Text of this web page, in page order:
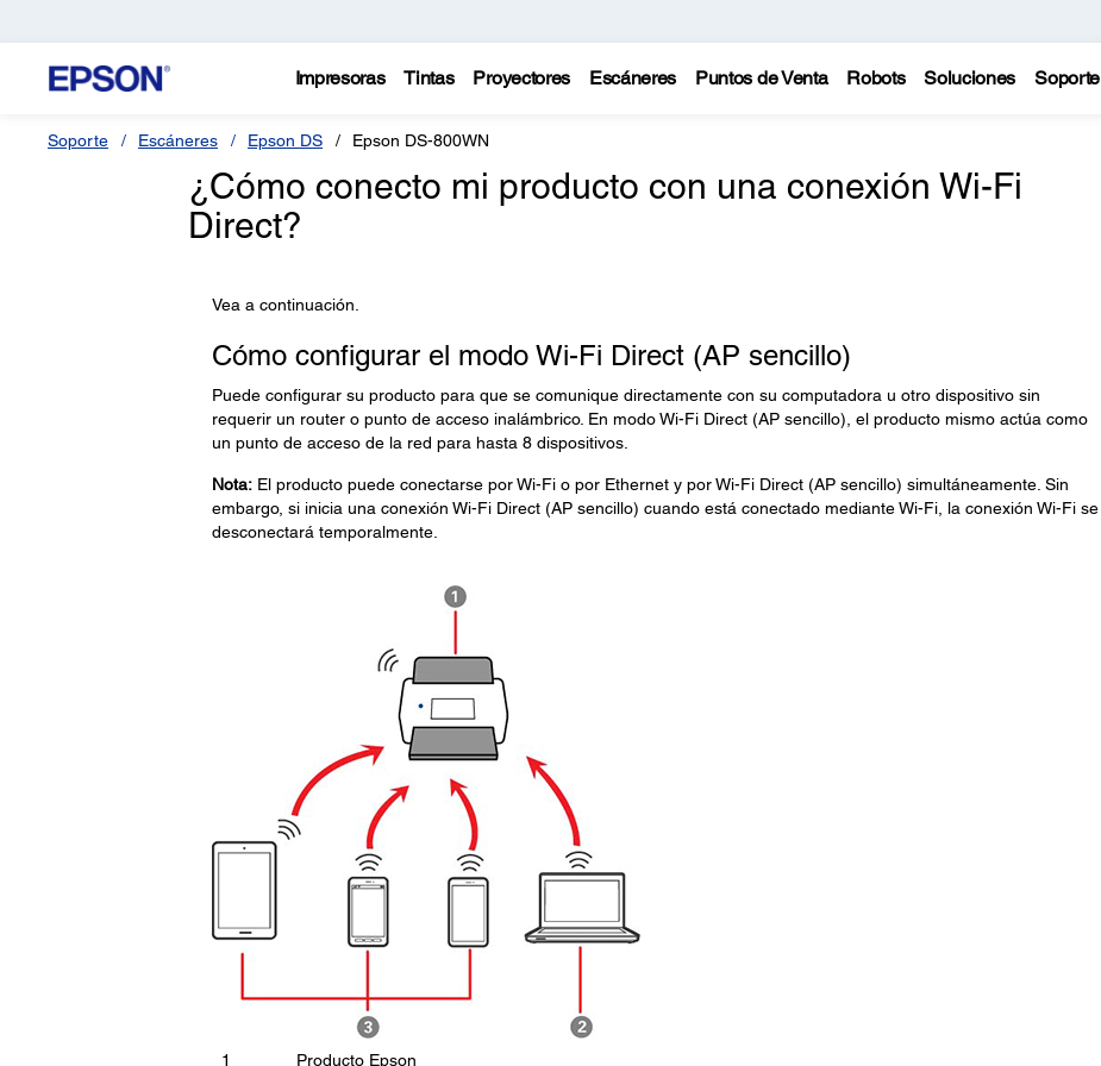
Impresoras Tintas Proyectores Escáneres Puntos de Venta Robots Soluciones Soporte
Soporte Escáneres Epson DS Epson DS-800WN
¿Cómo conecto mi producto con una conexión Wi-Fi
Direct?
Vea a continuación.
Cómo configurar el modo Wi-Fi Direct (AP sencillo)
Puede configurar su producto para que se comunique directamente con su computadora u otro dispositivo sin
requerir un router o punto de acceso inalámbrico. En modo Wi-Fi Direct (AP sencillo), el producto mismo actúa como
un punto de acceso de la red para hasta 8 dispositivos.
Nota:El producto puede conectarse por Wi-Fi o por Ethernet y por Wi-Fi Direct (AP sencillo) simultáneamente. Sin
embargo, si inicia una conexión Wi-Fi Direct (AP sencillo) cuando está conectado mediante Wi-Fi, la conexión Wi-Fi se
desconectará temporalmente.
1 Producto Epson